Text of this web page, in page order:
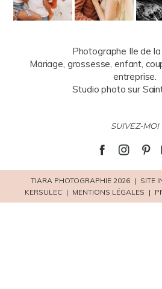
Photographe Ile de la
Mariage, grossesse, enfant,
entreprise.
Studio photo sur
SUIVEZ-MOI
TIARA PHOTOGRAPHIE 2026 | SITE
KERSULEC | MENTIONS LÉGALES |